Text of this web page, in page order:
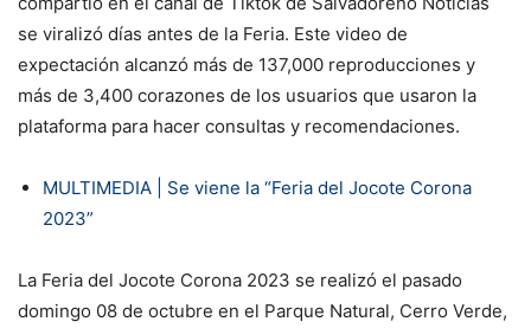
se viralizó días antes de la Feria. Este video de
expectación alcanzó más de 137,000 reproducciones y
más de 3,400 corazones de los usuarios que usaron la
plataforma para hacer consultas y recomendaciones.
MULTIMEDIA | Se viene la “Feria del Jocote Corona
2023”
La Feria del Jocote Corona 2023 se realizó el pasado
domingo 08 de octubre en el Parque Natural, Cerro Verde,